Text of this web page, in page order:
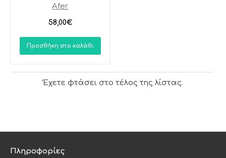
Afer
58,00€
Προσθήκη στο καλάθι
Έχετε φτάσει στο τέλος της λίστας.
Πληροφορίες